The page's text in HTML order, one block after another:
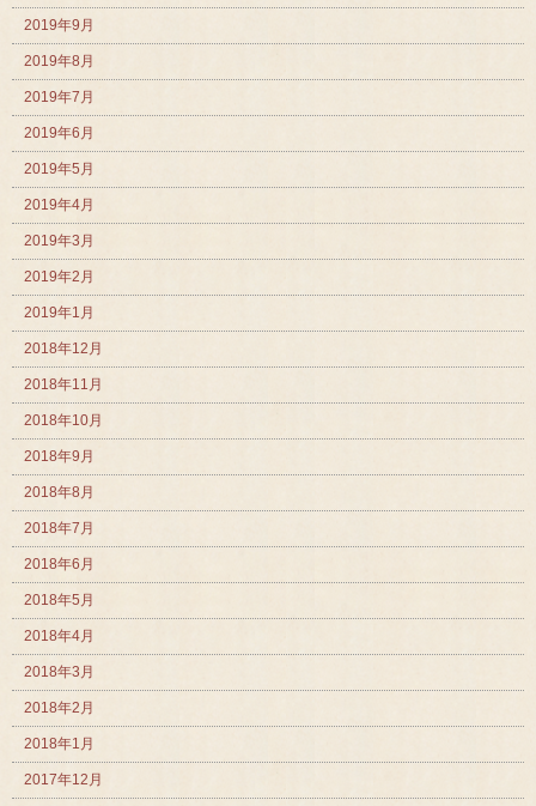
2019年9月
2019年8月
2019年7月
2019年6月
2019年5月
2019年4月
2019年3月
2019年2月
2019年1月
2018年12月
2018年11月
2018年10月
2018年9月
2018年8月
2018年7月
2018年6月
2018年5月
2018年4月
2018年3月
2018年2月
2018年1月
2017年12月